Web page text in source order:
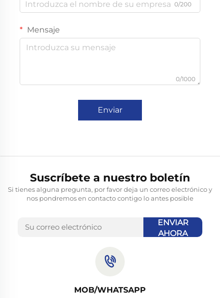
0/200
Mensaje
0/1000
Enviar
Suscríbete a nuestro boletín
Si tienes alguna pregunta, por favor deja un correo electrónico y
nos pondremos en contacto contigo lo antes posible
ENVIAR
AHORA
MOB/WHATSAPP